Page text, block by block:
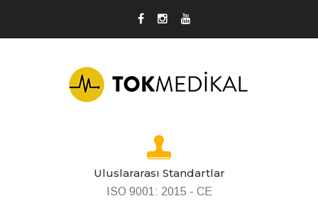
Uluslararası Standartlar
ISO 9001: 2015 - CE